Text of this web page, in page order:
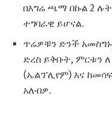
በእግሬ ጫማ በኩል 2
ተግባራዊ ይሆናል.
ጥሬዎቹን ድንች
ድረስ ይቅቡት, ምርቱን
(ኤልፕሊየም) እና
አለብዎ.